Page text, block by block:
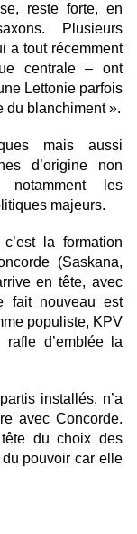
reste forte, en
Plusieurs
a tout récemment
centrale – ont
Lettonie parfois
du blanchiment ».
mais aussi
d’origine non
les
majeurs.
la formation
(Saskana,
en tête, avec
fait nouveau est
populiste, KPV
d’emblée la
installés, n’a
avec Concorde.
tête du choix des
pouvoir car elle